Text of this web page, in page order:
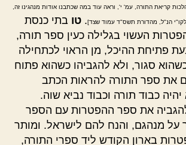
קריאת התורה, עמ' י', וראה עוד במה שכתבנו אודות מנהגינו זה,
הנ"ל, מהדורת תשס"ד עמוד שצד]. טו בתי כנסת
העשוי בגלילה כעין ספר תורה,
פתיחת ההיכל, מן הראוי לכתחילה
סגור, ולא להגביהו כשהוא פתוח
את ספר התורה להראות הכתב
כבוד תורה וכבוד נביא שוה.
את ספר ההפטרות עם הספר
על מנהגם, והנח להם לישראל. ומותר
בארון הקודש ליד ספרי התורה,